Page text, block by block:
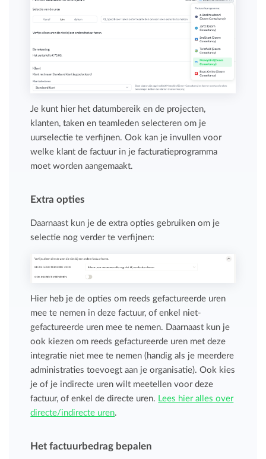
Je kunt hier het datumbereik en de projecten,
klanten, taken en teamleden selecteren om je
uurselectie te verfijnen. Ook kan je invullen voor
welke klant de factuur in je facturatieprogramma
moet worden aangemaakt.
Extra opties
Daarnaast kun je de extra opties gebruiken om je
selectie nog verder te verfijnen:
Hier heb je de opties om reeds gefactureerde uren
mee te nemen in deze factuur, of enkel niet-
gefactureerde uren mee te nemen. Daarnaast kun je
ook kiezen om reeds gefactureerde uren met deze
integratie niet mee te nemen (handig als je meerdere
administraties toevoegt aan je organisatie). Ook kies
je of je indirecte uren wilt meetellen voor deze
factuur, of enkel de directe uren. Lees hier alles over
directe/indirecte uren.
Het factuurbedrag bepalen